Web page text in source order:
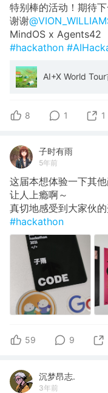
特别棒的活动！期待下
谢谢
MindOS x Agents42
#hackathon
AI+X World
8 1 1
子时有雨
5年前
这届本想体验一下其
让人上瘾啊～
真切地感受到大家伙
#hackathon
59 9
沉梦昂志.
3年前